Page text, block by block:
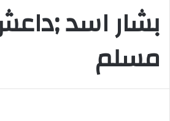
بشار اسد
مسلم